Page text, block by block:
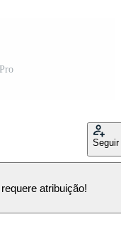
Seguir
atribuição!